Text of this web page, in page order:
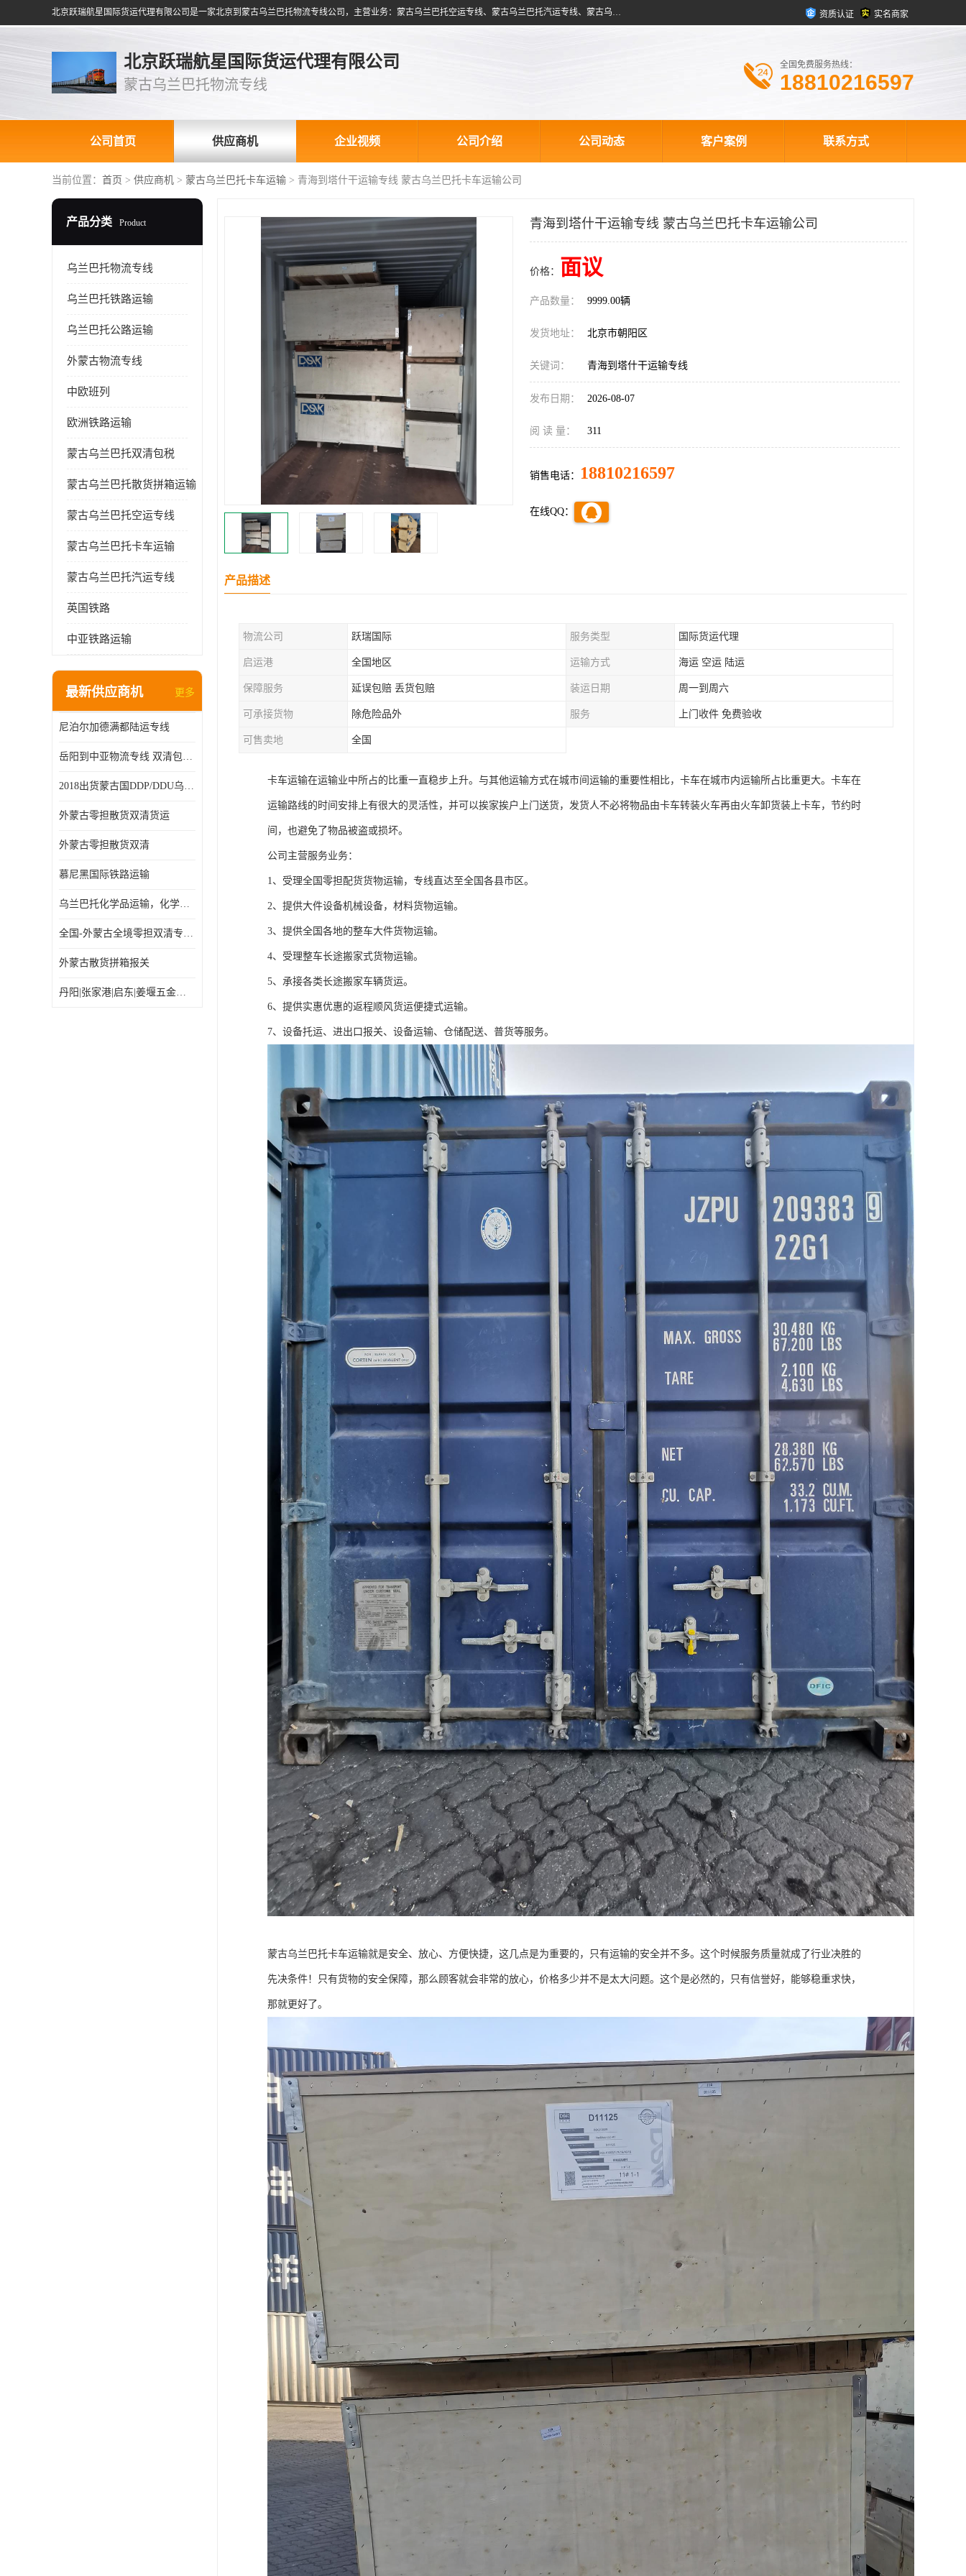
北京跃瑞航星国际货运代理有限公司是一家北京到蒙古乌兰巴托物流专线公司，主营业务：蒙古乌兰巴托空运专线、蒙古乌兰巴托汽运专线、蒙古乌兰巴托散货拼箱、蒙古乌兰巴托双清包税、蒙古乌兰巴托铁路运输等运输服务。以北京为中心服务于全国各地，运输能力及代理网络覆盖蒙古、俄罗斯、中亚五国各主要城市及站点。 资质认证 实名商家
北京跃瑞航星国际货运代理有限公司
蒙古乌兰巴托物流专线
全国免费服务热线：
18810216597
公司首页 供应商机 企业视频 公司介绍 公司动态 客户案例 联系方式
当前位置： 首页 > 供应商机 > 蒙古乌兰巴托卡车运输 > 青海到塔什干运输专线 蒙古乌兰巴托卡车运输公司
产品分类 Product
乌兰巴托物流专线
乌兰巴托铁路运输
乌兰巴托公路运输
外蒙古物流专线
中欧班列
欧洲铁路运输
蒙古乌兰巴托双清包税
蒙古乌兰巴托散货拼箱运输
蒙古乌兰巴托空运专线
蒙古乌兰巴托卡车运输
蒙古乌兰巴托汽运专线
英国铁路
中亚铁路运输
最新供应商机 更多
尼泊尔加德满都陆运专线
岳阳到中亚物流专线 双清包税 一站服务
2018出货蒙古国DDP/DDU乌兰巴托双清国际物流专线
外蒙古零担散货双清货运
外蒙古零担散货双清
慕尼黑国际铁路运输
乌兰巴托化学品运输，化学品怎么运到乌兰巴托
全国-外蒙古全境零担双清专线/外蒙古DDP双清
外蒙古散货拼箱报关
丹阳|张家港|启东|姜堰五金机电工具出口乌兰巴托怎么运输较划算
青海到塔什干运输专线 蒙古乌兰巴托卡车运输公司
价格： 面议
产品数量： 9999.00辆
发货地址： 北京市朝阳区
关键词： 青海到塔什干运输专线
发布日期： 2026-08-07
阅 读 量： 311
销售电话： 18810216597
在线QQ：
产品描述
物流公司 跃瑞国际 服务类型 国际货运代理
启运港 全国地区 运输方式 海运 空运 陆运
保障服务 延误包赔 丢货包赔 装运日期 周一到周六
可承接货物 除危险品外 服务 上门收件 免费验收
可售卖地 全国
卡车运输在运输业中所占的比重一直稳步上升。与其他运输方式在城市间运输的重要性相比，卡车在城市内运输所占比重更大。卡车在
运输路线的时间安排上有很大的灵活性，并可以挨家挨户上门送货，发货人不必将物品由卡车转装火车再由火车卸货装上卡车，节约时
间，也避免了物品被盗或损坏。
公司主营服务业务：
1、受理全国零担配货货物运输，专线直达至全国各县市区。
2、提供大件设备机械设备，材料货物运输。
3、提供全国各地的整车大件货物运输。
4、受理整车长途搬家式货物运输。
5、承接各类长途搬家车辆货运。
6、提供实惠优惠的返程顺风货运便捷式运输。
7、设备托运、进出口报关、设备运输、仓储配送、普货等服务。
蒙古乌兰巴托卡车运输就是安全、放心、方便快捷，这几点是为重要的，只有运输的安全并不多。这个时候服务质量就成了行业决胜的
先决条件！只有货物的安全保障，那么顾客就会非常的放心，价格多少并不是太大问题。这个是必然的，只有信誉好，能够稳重求快，
那就更好了。